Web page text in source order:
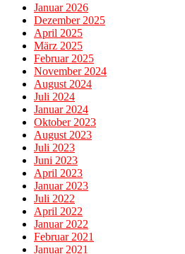
Januar 2026
Dezember 2025
April 2025
März 2025
Februar 2025
November 2024
August 2024
Juli 2024
Januar 2024
Oktober 2023
August 2023
Juli 2023
Juni 2023
April 2023
Januar 2023
Juli 2022
April 2022
Januar 2022
Februar 2021
Januar 2021